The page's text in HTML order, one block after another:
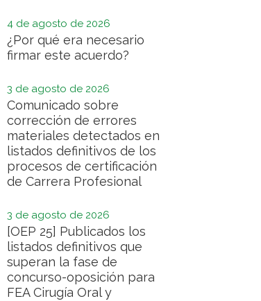
4 de agosto de 2026
¿Por qué era necesario
firmar este acuerdo?
3 de agosto de 2026
Comunicado sobre
corrección de errores
materiales detectados en
listados definitivos de los
procesos de certificación
de Carrera Profesional
3 de agosto de 2026
[OEP 25] Publicados los
listados definitivos que
superan la fase de
concurso-oposición para
FEA Cirugía Oral y